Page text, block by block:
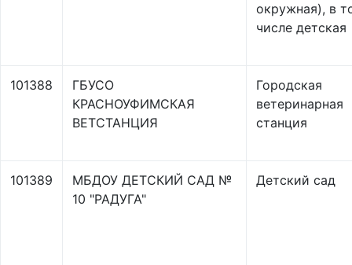
окружная), в
числе детская
101388
ГБУСО
КРАСНОУФИМСКАЯ
ВЕТСТАНЦИЯ
Городская
ветеринарная
станция
101389
МБДОУ ДЕТСКИЙ САД №
10 "РАДУГА"
Детский сад